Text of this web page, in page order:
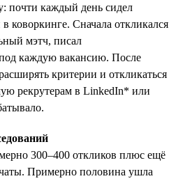
почти каждый день сидел
коворкинге. Сначала откликался
мэтч, писал
каждую вакансию. После
критерии и откликаться
рекрутерам в LinkedIn* или
300–400 откликов плюс ещё
Примерно половина ушла